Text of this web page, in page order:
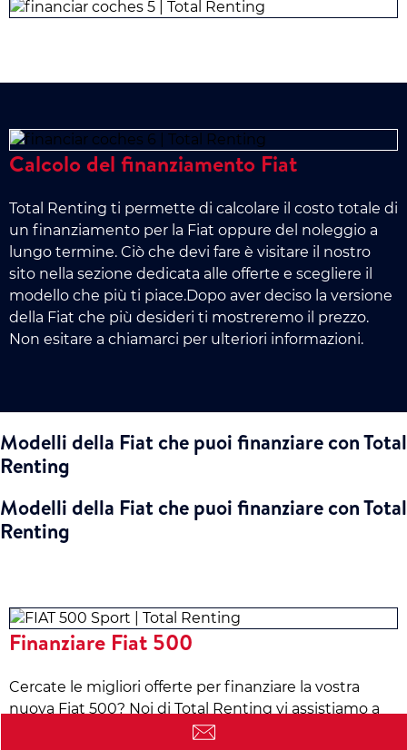
Calcolo del finanziamento Fiat
Total Renting ti permette di calcolare il costo totale di
un finanziamento per la Fiat oppure del noleggio a
lungo termine. Ciò che devi fare è visitare il nostro
sito nella sezione dedicata alle offerte e scegliere il
modello che più ti piace.Dopo aver deciso la versione
della Fiat che più desideri ti mostreremo il prezzo.
Non esitare a chiamarci per ulteriori informazioni.
Modelli della Fiat che puoi finanziare con Total
Renting
Modelli della Fiat che puoi finanziare con Total
Renting
Finanziare Fiat 500
Cercate le migliori offerte per finanziare la vostra
nuova Fiat 500? Noi di Total Renting vi assistiamo a
trovare il finanziamento migliore e includiamo anche